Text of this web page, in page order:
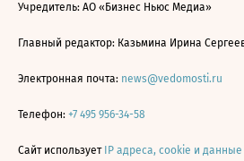
Учредитель: АО «Бизнес Ньюс Медиа»
Главный редактор: Казьмина Ирина
Электронная почта: news@vedomosti.ru
Телефон: +7 495 956-34-58
Сайт использует IP адреса, cookie и